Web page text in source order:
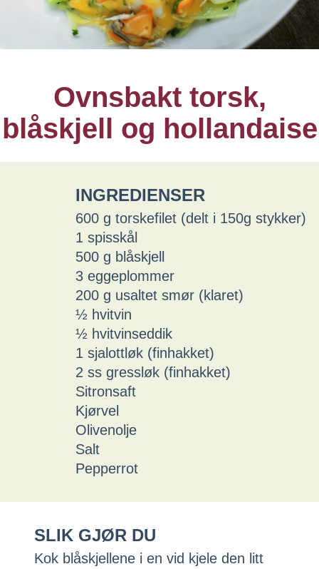
Ovnsbakt torsk,
blåskjell og hollandaise
INGREDIENSER
600 g torskefilet (delt i 150g stykker)
1 spisskål
500 g blåskjell
3 eggeplommer
200 g usaltet smør (klaret)
½ hvitvin
½ hvitvinseddik
1 sjalottløk (finhakket)
2 ss gressløk (finhakket)
Sitronsaft
Kjørvel
Olivenolje
Salt
Pepperrot
SLIK GJØR DU
Kok blåskjellene i en vid kjele den litt